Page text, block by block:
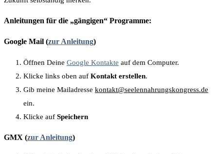
Anleitungen für die „gängigen“ Programme:
Google Mail (zur Anleitung)
Öffnen Deine Google Kontakte auf dem Computer.
Klicke links oben auf Kontakt erstellen.
Gib meine Mailadresse kontakt@seelennahrungskongress.de
ein.
Klicke auf Speichern
GMX (zur Anleitung)